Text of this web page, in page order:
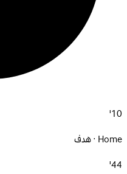
10'
Home · هدف
44'